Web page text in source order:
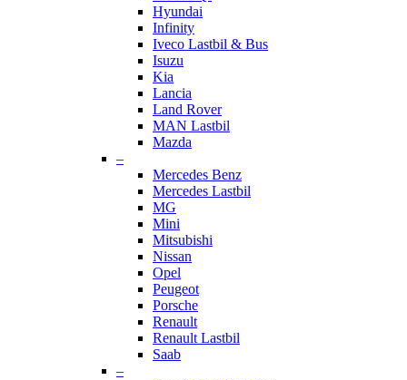
Hyundai
Infinity
Iveco Lastbil & Bus
Isuzu
Kia
Lancia
Land Rover
MAN Lastbil
Mazda
–
Mercedes Benz
Mercedes Lastbil
MG
Mini
Mitsubishi
Nissan
Opel
Peugeot
Porsche
Renault
Renault Lastbil
Saab
–